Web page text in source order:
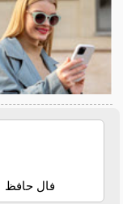
فال حافظ